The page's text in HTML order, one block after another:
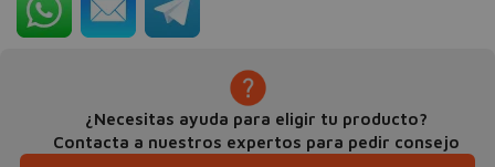
¿Necesitas ayuda para eligir tu producto?
Contacta a nuestros expertos para pedir consejo